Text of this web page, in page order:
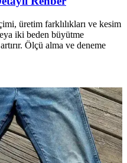
üretim farklılıkları ve kesim
iki beden büyütme
Ölçü alma ve deneme